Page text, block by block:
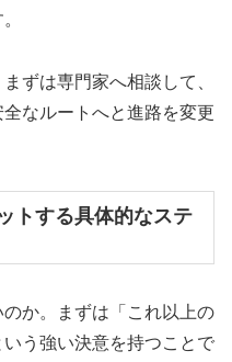
ずは専門家へ相談して、
なルートへと進路を変更
トする具体的なステ
か。まずは「これ以上の
う強い決意を持つことで